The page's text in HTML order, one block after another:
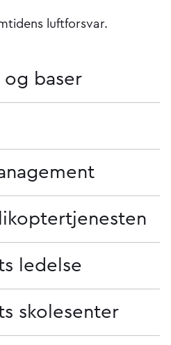
luftforsvar.
og baser
ledelse
skolesenter